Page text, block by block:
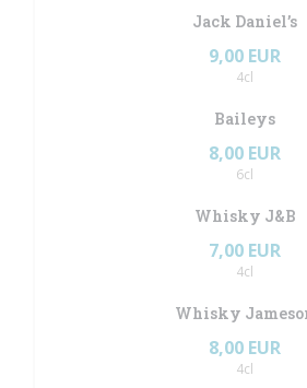
Jack Daniel’s
9,00 EUR
4cl
Baileys
8,00 EUR
6cl
Whisky J&B
7,00 EUR
4cl
Whisky
8,00 EUR
4cl